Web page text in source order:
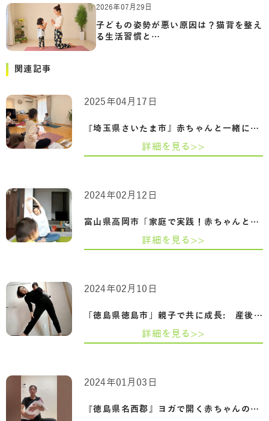
2026年07月29日
子どもの姿勢が悪い原因は？猫背を整え
る生活習慣と…
関連記事
『埼玉県さいたま市』赤ちゃんと一緒に心…
2025年04月17日
詳細を見る>>
富山県高岡市「家庭で実践！赤ちゃんとマ…
2024年02月12日
詳細を見る>>
「徳島県徳島市」親子で共に成長: 産後の…
2024年02月10日
詳細を見る>>
『徳島県名西郡』ヨガで開く赤ちゃんの可…
2024年01月03日